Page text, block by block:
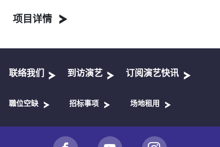
项目详情
联络我们 到访演艺 订阅演艺快讯
職位空缺 招标事项 场地租用